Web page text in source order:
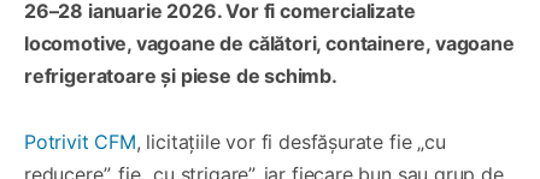
26–28 ianuarie 2026. Vor fi comercializate
locomotive, vagoane de călători, containere, vagoane
refrigeratoare și piese de schimb.
Potrivit CFM, licitațiile vor fi desfășurate fie „cu
reducere”, fie „cu strigare”, iar fiecare bun sau grup de